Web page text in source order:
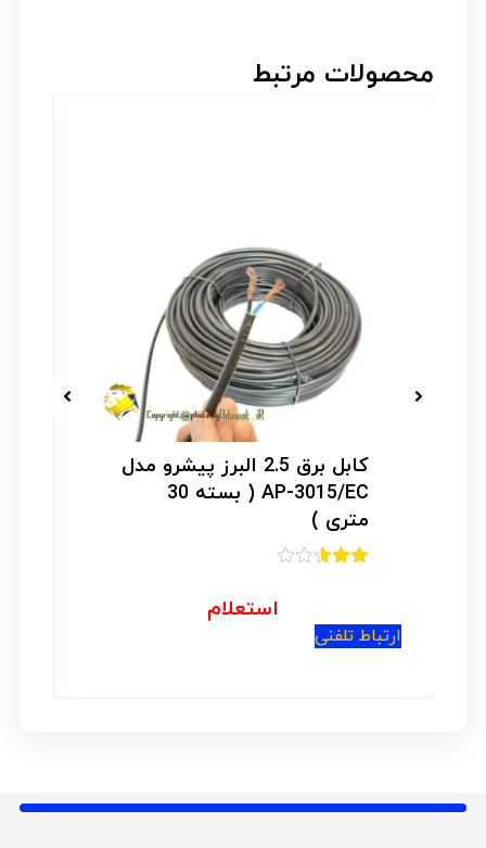
محصولات مرتبط
کابل برق 2.5 البرز پیشرو مدل
AP-3015/EC ( بسته 30
متری )
استعلام
ارتباط تلفنی